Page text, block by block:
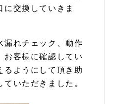
交換していきま
漏れチェック、動作
お客様に確認してい
るようにして頂き助
いただきました。